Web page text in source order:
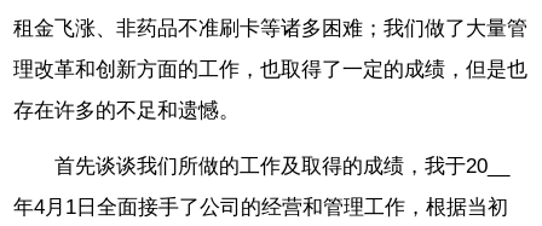
租金飞涨、非药品不准刷卡等诸多困难；我们做了大量管
理改革和创新方面的工作，也取得了一定的成绩，但是也
存在许多的不足和遗憾。
首先谈谈我们所做的工作及取得的成绩，我于20__
年4月1日全面接手了公司的经营和管理工作，根据当初